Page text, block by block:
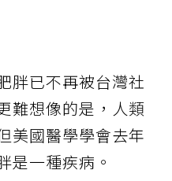
胖已不再被台灣社
難想像的是，人類
美國醫學學會去年
是一種疾病。